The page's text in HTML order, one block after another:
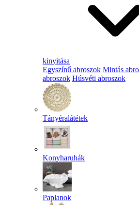
kinyitása
Egyszínű abroszok Mintás
abroszok Húsvéti abroszok
Tányéralátétek
Konyharuhák
Paplanok